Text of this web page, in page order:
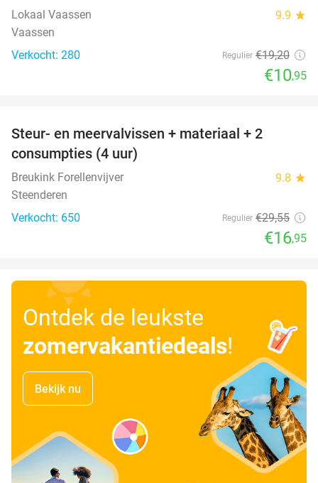
Lokaal Vaassen 9.9 star
Vaassen
Verkocht: 280
Regulier €19,20
€10,95
Steur- en meervalvissen + materiaal + 2
consumpties (4 uur)
Breukink Forellenvijver 9.8 star
Steenderen
Verkocht: 650
Regulier €29,55
€16,95
Ontdek de leukste
zomervakantiedeals!
Bekijk nu